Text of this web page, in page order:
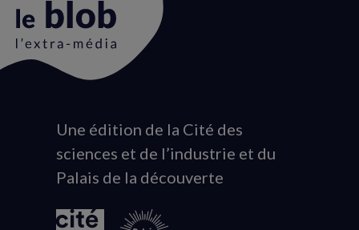
Animation
du
logo
Une édition de la Cité des
sciences et de l’industrie et du
Palais de la découverte